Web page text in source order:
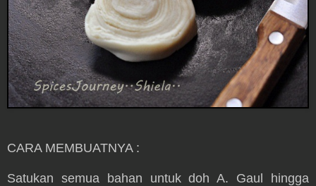
CARA MEMBUATNYA :
Satukan semua bahan untuk doh A. Gaul hingga